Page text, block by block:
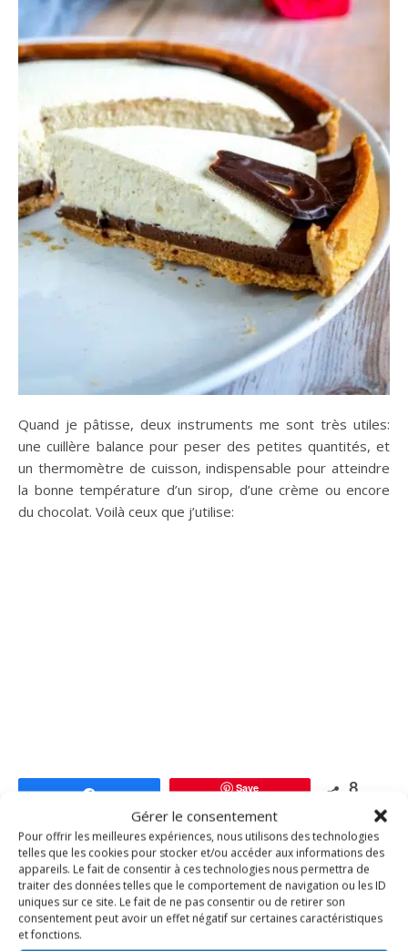
Gérer le consentement
Pour offrir les meilleures expériences, nous utilisons des technologies
telles que les cookies pour stocker et/ou accéder aux informations des
appareils. Le fait de consentir à ces technologies nous permettra de
traiter des données telles que le comportement de navigation ou les ID
uniques sur ce site. Le fait de ne pas consentir ou de retirer son
consentement peut avoir un effet négatif sur certaines caractéristiques
et fonctions.
Quand je pâtisse, deux instruments me sont très utiles:
une cuillère balance pour peser des petites quantités, et
un thermomètre de cuisson, indispensable pour atteindre
la bonne température d’un sirop, d’une crème ou encore
du chocolat. Voilà ceux que j’utilise:
Partagez Save 8
chocolat mascarpone pâte sablée tarte vanille